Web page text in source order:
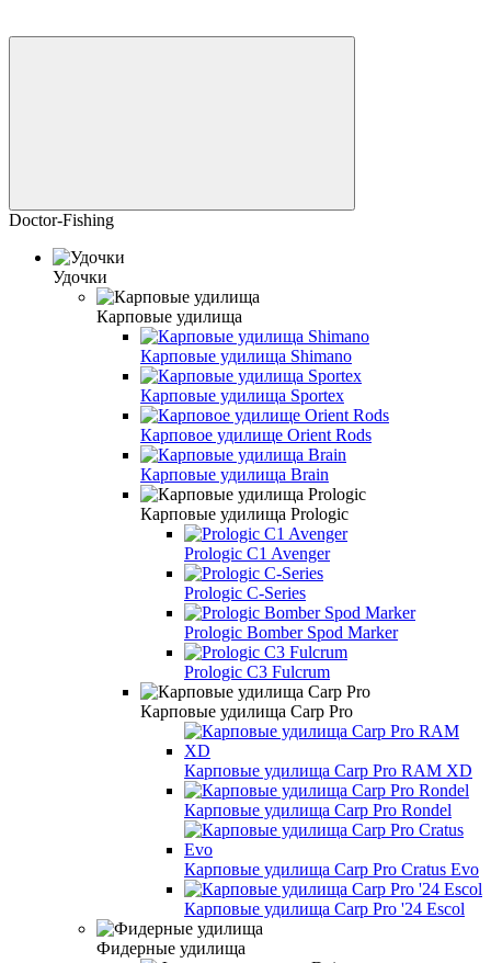
Doctor-Fishing
Удочки
Карповые удилища
Карповые удилища Shimano
Карповые удилища Sportex
Карповое удилище Orient Rods
Карповые удилища Brain
Карповые удилища Prologic
Prologic C1 Avenger
Prologic C-Series
Prologic Bomber Spod Marker
Prologic C3 Fulcrum
Карповые удилища Carp Pro
Карповые удилища Carp Pro RAM XD
Карповые удилища Carp Pro Rondel
Карповые удилища Carp Pro Cratus Evo
Карповые удилища Carp Pro '24 Escol
Фидерные удилища